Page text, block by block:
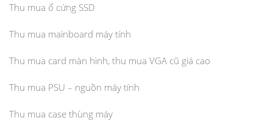
Thu mua ổ cứng SSD
Thu mua mainboard máy tính
Thu mua card màn hình, thu mua VGA cũ giá cao
Thu mua PSU – nguồn máy tính
Thu mua case thùng máy